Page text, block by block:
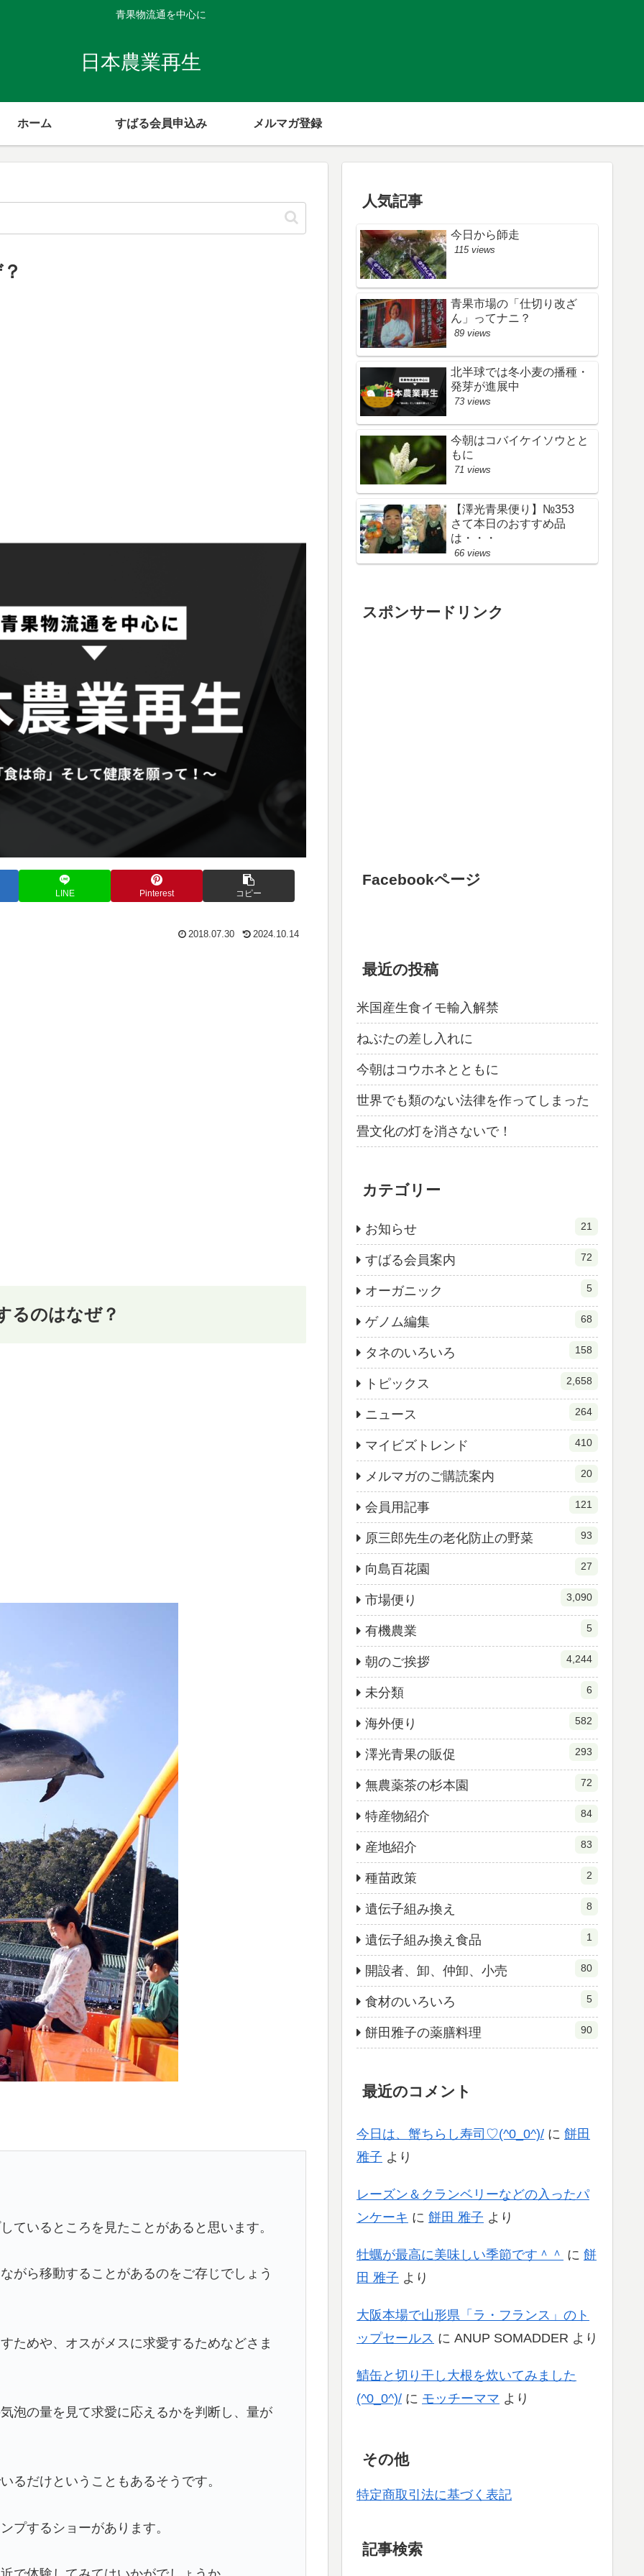
青果物流通を中心に
日本農業再生
ホーム すばる会員申込み メルマガ登録
LINE Pinterest コピー
2018.07.30 2024.10.14
るのはなぜ？
ているところを見たことがあると思います。
がら移動することがあるのをご存じでしょう
ためや、オスがメスに求愛するためなどさま
泡の量を見て求愛に応えるかを判断し、量が
るだけということもあるそうです。
プするショーがあります。
人気記事
今日から師走
115 views
青果市場の「仕切り改ざ
ん」ってナニ？
89 views
北半球では冬小麦の播種・
発芽が進展中
73 views
今朝はコバイケイソウとと
もに
71 views
【澤光青果便り】№353
さて本日のおすすめ品
は・・・
66 views
スポンサードリンク
Facebookページ
最近の投稿
米国産生食イモ輸入解禁
ねぶたの差し入れに
今朝はコウホネとともに
世界でも類のない法律を作ってしまった
畳文化の灯を消さないで！
カテゴリー
お知らせ 21
すばる会員案内 72
オーガニック 5
ゲノム編集 68
タネのいろいろ 158
トピックス 2,658
ニュース 264
マイビズトレンド 410
メルマガのご購読案内 20
会員用記事 121
原三郎先生の老化防止の野菜 93
向島百花園 27
市場便り 3,090
有機農業 5
朝のご挨拶 4,244
未分類 6
海外便り 582
澤光青果の販促 293
無農薬茶の杉本園 72
特産物紹介 84
産地紹介 83
種苗政策 2
遺伝子組み換え 8
遺伝子組み換え食品 1
開設者、卸、仲卸、小売 80
食材のいろいろ 5
餅田雅子の薬膳料理 90
最近のコメント
今日は、蟹ちらし寿司♡(^0_0^)/ に 餅田
雅子 より
レーズン＆クランベリーなどの入ったパ
ンケーキ に 餅田 雅子 より
牡蠣が最高に美味しい季節です＾＾ に 餅
田 雅子 より
大阪本場で山形県「ラ・フランス」のト
ップセールス に ANUP SOMADDER より
鯖缶と切り干し大根を炊いてみました
(^0_0^)/ に モッチーママ より
その他
特定商取引法に基づく表記
記事検索